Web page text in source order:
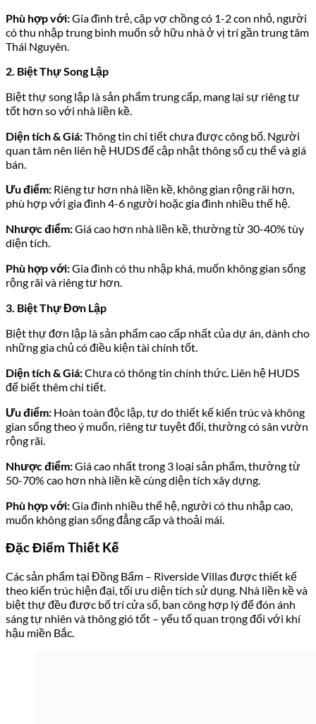
Phù hợp với:Gia đình trẻ, cặp vợ chồng có 1-2 con nhỏ, người
có thu nhập trung bình muốn sở hữu nhà ở vị trí gần trung tâm
Thái Nguyên.
2. Biệt Thự Song Lập
Biệt thự song lập là sản phẩm trung cấp, mang lại sự riêng tư
tốt hơn so với nhà liền kề.
Diện tích & Giá:Thông tin chi tiết chưa được công bố. Người
quan tâm nên liên hệ HUDS để cập nhật thông số cụ thể và giá
bán.
Ưu điểm: Riêng tư hơn nhà liền kề, không gian rộng rãi hơn,
phù hợp với gia đình 4-6 người hoặc gia đình nhiều thế hệ.
Nhược điểm:Giá cao hơn nhà liền kề, thường từ 30-40% tùy
diện tích.
Phù hợp với:Gia đình có thu nhập khá, muốn không gian sống
rộng rãi và riêng tư hơn.
3. Biệt Thự Đơn Lập
Biệt thự đơn lập là sản phẩm cao cấp nhất của dự án, dành cho
những gia chủ có điều kiện tài chính tốt.
Diện tích & Giá:Chưa có thông tin chính thức. Liên hệ HUDS
để biết thêm chi tiết.
Ưu điểm: Hoàn toàn độc lập, tự do thiết kế kiến trúc và không
gian sống theo ý muốn, riêng tư tuyệt đối, thường có sân vườn
rộng rãi.
Nhược điểm:Giá cao nhất trong 3 loại sản phẩm, thường từ
50-70% cao hơn nhà liền kề cùng diện tích xây dựng.
Phù hợp với:Gia đình nhiều thế hệ, người có thu nhập cao,
muốn không gian sống đẳng cấp và thoải mái.
Đặc Điểm Thiết Kế
Các sản phẩm tại Đồng Bẩm – Riverside Villas được thiết kế
theo kiến trúc hiện đại, tối ưu diện tích sử dụng. Nhà liền kề và
biệt thự đều được bố trí cửa sổ, ban công hợp lý để đón ánh
sáng tự nhiên và thông gió tốt – yếu tố quan trọng đối với khí
hậu miền Bắc.